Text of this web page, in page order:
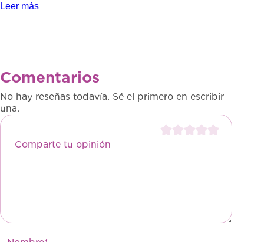
Leer más
Comentarios
No hay reseñas todavía. Sé el primero en escribir
una.